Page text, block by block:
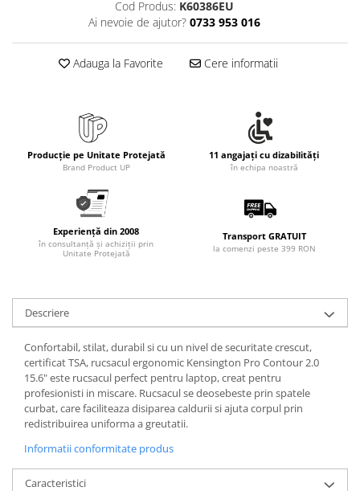
Cod Produs: K60386EU
Ai nevoie de ajutor? 0733 953 016
Adauga la Favorite Cere informatii
Producție pe Unitate Protejată
Brand Product UP
11 angajați cu dizabilități
în echipa noastră
Experiență din 2008
în consultanță și achiziții prin
Unitate Protejată
Transport GRATUIT
la comenzi peste 399 RON
Descriere
Confortabil, stilat, durabil si cu un nivel de securitate crescut,
certificat TSA, rucsacul ergonomic Kensington Pro Contour 2.0
15.6" este rucsacul perfect pentru laptop, creat pentru
profesionisti in miscare. Rucsacul se deosebeste prin spatele
curbat, care faciliteaza disiparea caldurii si ajuta corpul prin
redistribuirea uniforma a greutatii.
Informatii conformitate produs
Caracteristici